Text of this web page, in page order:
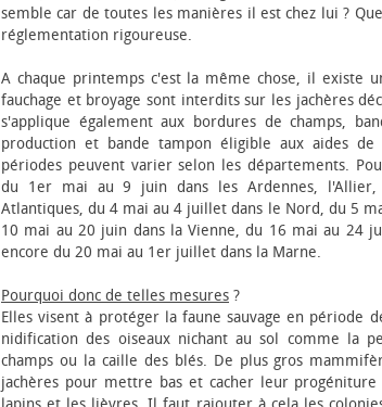
semble car de toutes les manières il est chez lui ?
réglementation rigoureuse.
A chaque printemps c'est la même chose, il existe
fauchage et broyage sont interdits sur les jachères
s'applique également aux bordures de champs,
production et bande tampon éligible aux aides de
périodes peuvent varier selon les départements.
du 1er mai au 9 juin dans les Ardennes, l'Allier,
Atlantiques, du 4 mai au 4 juillet dans le Nord, du 5
10 mai au 20 juin dans la Vienne, du 16 mai au 24
encore du 20 mai au 1er juillet dans la Marne.
Pourquoi donc de telles mesures ?
Elles visent à protéger la faune sauvage en période
nidification des oiseaux nichant au sol comme la
champs ou la caille des blés. De plus gros
jachères pour mettre bas et cacher leur